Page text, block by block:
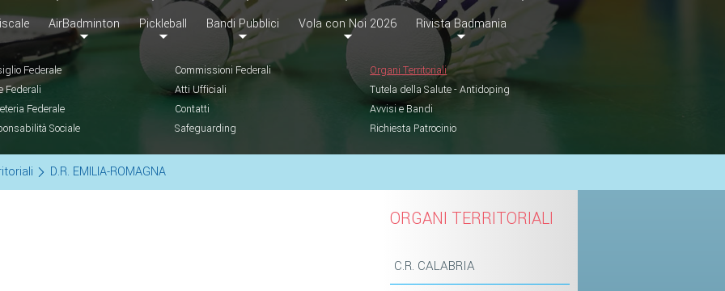
AirBadminton Pickleball Bandi Pubblici Vola con Noi 2026 Rivista Badmania
Federale Commissioni Federali
Organi Territoriali
Federali Atti Ufficiali
Tutela della Salute - Antidoping
Federale Contatti
Avvisi e Bandi
Sociale Safeguarding Richiesta Patrocinio
D.R. EMILIA-ROMAGNA
ORGANI TERRITORIALI
C.R. CALABRIA